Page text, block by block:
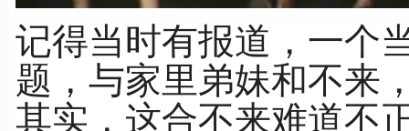
记得当时有报道，一个
题，与家里弟妹和不来
其实，这合不来难道不